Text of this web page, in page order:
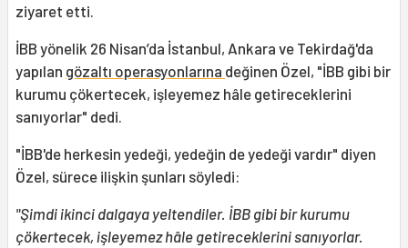
ziyaret etti.
İBB yönelik 26 Nisan’da İstanbul, Ankara ve Tekirdağ'da
yapılan gözaltı operasyonlarına değinen Özel, "İBB gibi bir
kurumu çökertecek, işleyemez hâle getireceklerini
sanıyorlar" dedi.
"İBB'de herkesin yedeği, yedeğin de yedeği vardır" diyen
Özel, sürece ilişkin şunları söyledi:
"Şimdi ikinci dalgaya yeltendiler. İBB gibi bir kurumu
çökertecek, işleyemez hâle getireceklerini sanıyorlar.